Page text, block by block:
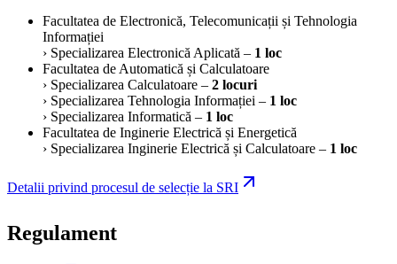
Facultatea de Electronică, Telecomunicații și Tehnologia
Informației
› Specializarea Electronică Aplicată – 1 loc
Facultatea de Automatică și Calculatoare
› Specializarea Calculatoare – 2 locuri
› Specializarea Tehnologia Informației – 1 loc
› Specializarea Informatică – 1 loc
Facultatea de Inginerie Electrică și Energetică
› Specializarea Inginerie Electrică și Calculatoare – 1 loc
Detalii privind procesul de selecție la SRI
Regulament